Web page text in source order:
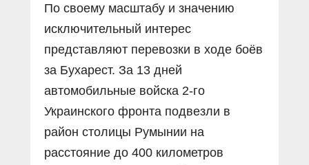
По своему масштабу и значению
исключительный интерес
представляют перевозки в ходе боёв
за Бухарест. За 13 дней
автомобильные войска 2-го
Украинского фронта подвезли в
район столицы Румынии на
расстояние до 400 километров